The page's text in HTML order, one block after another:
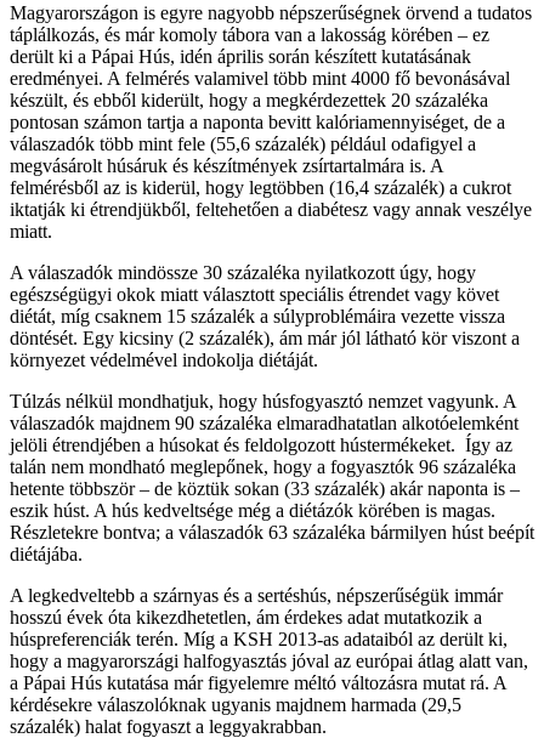
Magyarországon is egyre nagyobb népszerűségnek örvend a tudatos
táplálkozás, és már komoly tábora van a lakosság körében – ez
derült ki a Pápai Hús, idén április során készített kutatásának
eredményei. A felmérés valamivel több mint 4000 fő bevonásával
készült, és ebből kiderült, hogy a megkérdezettek 20 százaléka
pontosan számon tartja a naponta bevitt kalóriamennyiséget, de a
válaszadók több mint fele (55,6 százalék) például odafigyel a
megvásárolt húsáruk és készítmények zsírtartalmára is. A
felmérésből az is kiderül, hogy legtöbben (16,4 százalék) a cukrot
iktatják ki étrendjükből, feltehetően a diabétesz vagy annak veszélye
miatt.
A válaszadók mindössze 30 százaléka nyilatkozott úgy, hogy
egészségügyi okok miatt választott speciális étrendet vagy követ
diétát, míg csaknem 15 százalék a súlyproblémáira vezette vissza
döntését. Egy kicsiny (2 százalék), ám már jól látható kör viszont a
környezet védelmével indokolja diétáját.
Túlzás nélkül mondhatjuk, hogy húsfogyasztó nemzet vagyunk. A
válaszadók majdnem 90 százaléka elmaradhatatlan alkotóelemként
jelöli étrendjében a húsokat és feldolgozott hústermékeket. Így az
talán nem mondható meglepőnek, hogy a fogyasztók 96 százaléka
hetente többször – de köztük sokan (33 százalék) akár naponta is –
eszik húst. A hús kedveltsége még a diétázók körében is magas.
Részletekre bontva; a válaszadók 63 százaléka bármilyen húst beépít
diétájába.
A legkedveltebb a szárnyas és a sertéshús, népszerűségük immár
hosszú évek óta kikezdhetetlen, ám érdekes adat mutatkozik a
húspreferenciák terén. Míg a KSH 2013-as adataiból az derült ki,
hogy a magyarországi halfogyasztás jóval az európai átlag alatt van,
a Pápai Hús kutatása már figyelemre méltó változásra mutat rá. A
kérdésekre válaszolóknak ugyanis majdnem harmada (29,5
százalék) halat fogyaszt a leggyakrabban.